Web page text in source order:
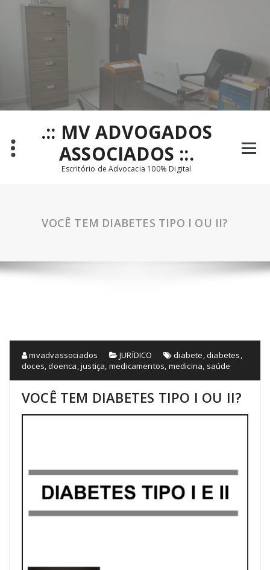
.:: MV ADVOGADOS
ASSOCIADOS ::.
Escritório de Advocacia 100% Digital
VOCÊ TEM DIABETES TIPO I OU II?
mvadvassociados JURÍDICO diabete,diabetes,
doces,doenca,justiça, medicamentos, medicina, saúde
VOCÊ TEM DIABETES TIPO I OU II?